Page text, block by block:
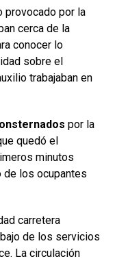
provocado por la
cerca de la
conocer lo
sobre el
trabajaban en
por la
quedó el
minutos
los ocupantes
carretera
de los servicios
La circulación